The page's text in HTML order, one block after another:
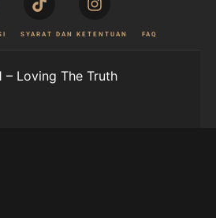
SYARAT DAN KETENTUAN FAQ
– Loving The Truth